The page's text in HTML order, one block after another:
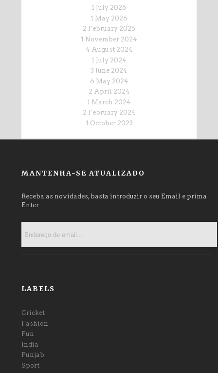
1 July 2026
1 May 2026
2 February 2025
1 November 2024
4 August 2024
1 July 2024
3 June 2024
6 May 2024
2 April 2024
1 March 2024
2 February 2024
1 October 2023
MANTENHA-SE ATUALIZADO
Receba as novidades, basta introduzir o seu Email e prima
Enter
LABELS
Cricket
Fashion
Fun
India
Punjab
Sport